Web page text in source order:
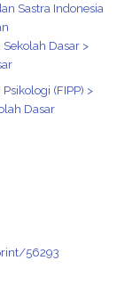
Sastra Indonesia
Dasar >
(FIPP) >
Dasar
56293